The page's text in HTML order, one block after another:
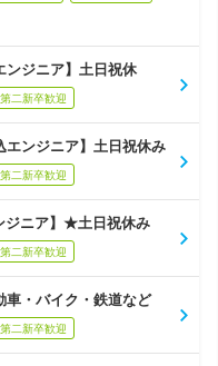
ジニア】土日祝休
第二新卒歓迎
ンジニア】土日祝休み
第二新卒歓迎
ジニア】★土日祝休み
第二新卒歓迎
・バイク・鉄道など
第二新卒歓迎